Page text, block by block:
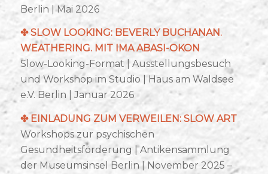
Berlin | Mai 2026
✤SLOW LOOKING: BEVERLY BUCHANAN.
WEATHERING. MIT IMA ABASI-OKON
Slow-Looking-Format | Ausstellungsbesuch
und Workshop im Studio | Haus am Waldsee
e.V. Berlin | Januar 2026
✤ EINLADUNG ZUM VERWEILEN: SLOW ART
Workshops zur psychischen
Gesundheitsförderung | Antikensammlung
der Museumsinsel Berlin | November 2025 –